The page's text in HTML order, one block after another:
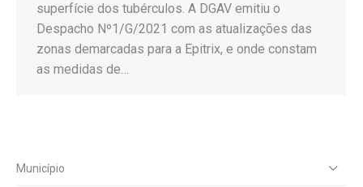
superfície dos tubérculos. A DGAV emitiu o
Despacho Nº1/G/2021 com as atualizações das
zonas demarcadas para a Epitrix, e onde constam
as medidas de…
Município